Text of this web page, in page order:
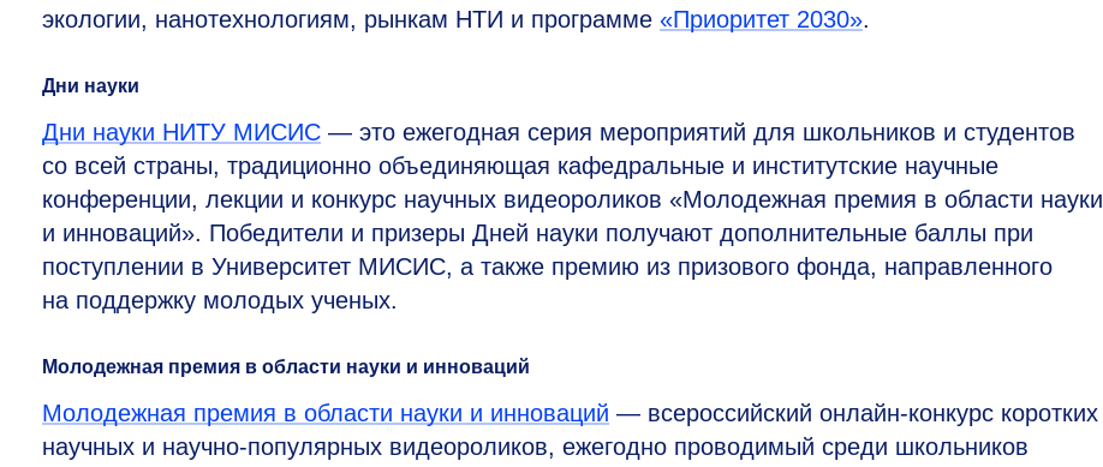
экологии, нанотехнологиям, рынкам НТИ и программе «Приоритет 2030».
Дни науки
Дни науки НИТУ МИСИС — это ежегодная серия мероприятий для школьников и студентов
со всей страны, традиционно объединяющая кафедральные и институтские научные
конференции, лекции и конкурс научных видеороликов «Молодежная премия в области науки
и инноваций». Победители и призеры Дней науки получают дополнительные баллы при
поступлении в Университет МИСИС, а также премию из призового фонда, направленного
на поддержку молодых ученых.
Молодежная премия в области науки и инноваций
Молодежная премия в области науки и инноваций — всероссийский онлайн-конкурс коротких
научных и научно-популярных видеороликов, ежегодно проводимый среди школьников